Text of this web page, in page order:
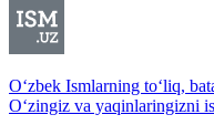
O‘zbek Ismlarning to‘liq,
O‘zingiz va yaqinlaringizni